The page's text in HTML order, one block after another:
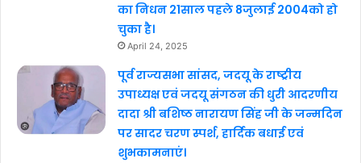
का निधन 21साल पहले 8जुलाई 2004को हो
चुका है।
April 24, 2025
पूर्व राज्यसभा सांसद, जदयू के राष्ट्रीय
उपाध्यक्ष एवं जदयू संगठन की धुरी आदरणीय
दादा श्री बशिष्ठ नारायण सिंह जी के जन्मदिन
पर सादर चरण स्पर्श, हार्दिक बधाई एवं
शुभकामनाएं।